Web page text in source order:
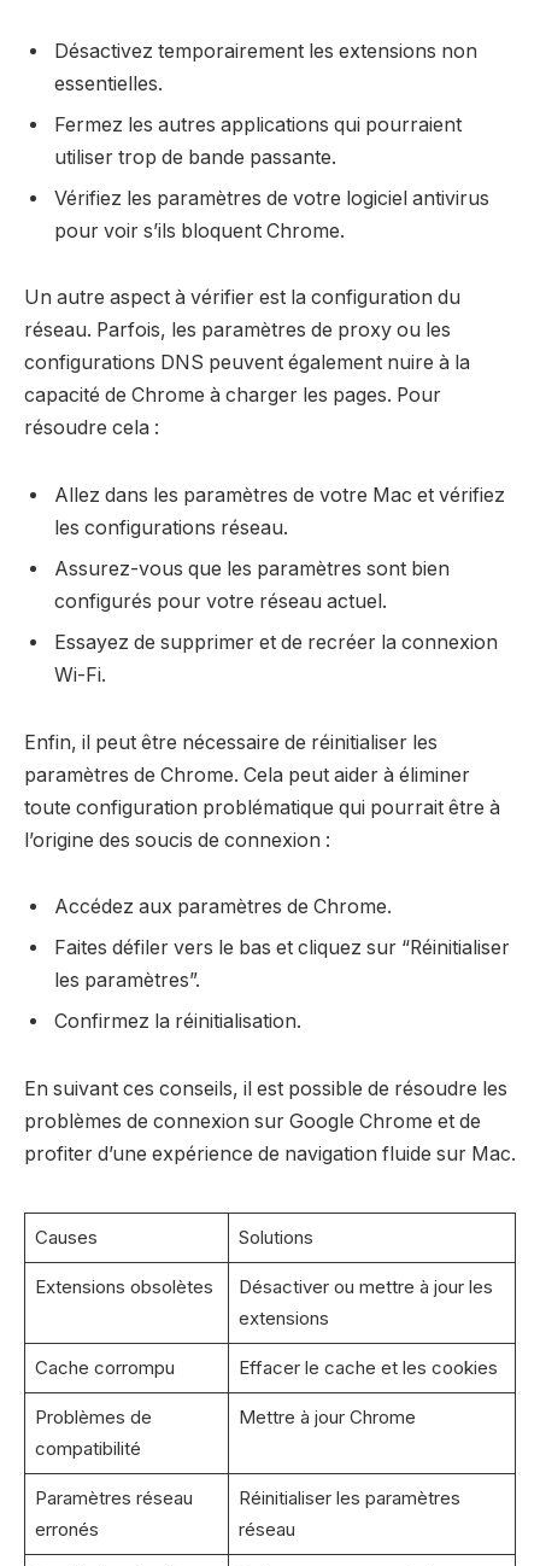
Désactivez temporairement les extensions non
essentielles.
Fermez les autres applications qui pourraient
utiliser trop de bande passante.
Vérifiez les paramètres de votre logiciel antivirus
pour voir s’ils bloquent Chrome.
Un autre aspect à vérifier est la configuration du
réseau. Parfois, les paramètres de proxy ou les
configurations DNS peuvent également nuire à la
capacité de Chrome à charger les pages. Pour
résoudre cela :
Allez dans les paramètres de votre Mac et vérifiez
les configurations réseau.
Assurez-vous que les paramètres sont bien
configurés pour votre réseau actuel.
Essayez de supprimer et de recréer la connexion
Wi-Fi.
Enfin, il peut être nécessaire de réinitialiser les
paramètres de Chrome. Cela peut aider à éliminer
toute configuration problématique qui pourrait être à
l’origine des soucis de connexion :
Accédez aux paramètres de Chrome.
Faites défiler vers le bas et cliquez sur “Réinitialiser
les paramètres”.
Confirmez la réinitialisation.
En suivant ces conseils, il est possible de résoudre les
problèmes de connexion sur Google Chrome et de
profiter d’une expérience de navigation fluide sur Mac.
Causes Solutions
Extensions obsolètes
Désactiver ou mettre à jour les
extensions
Cache corrompu Effacer le cache et les cookies
Problèmes de
compatibilité
Mettre à jour Chrome
Paramètres réseau
erronés
Réinitialiser les paramètres
réseau